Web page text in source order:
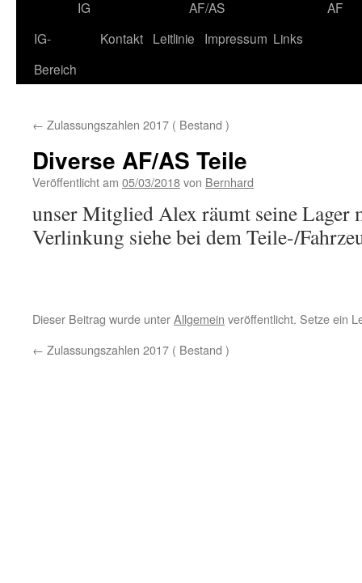
IG
AF/AS
AF
IG-
Bereich
Kontakt Leitlinie Impressum Links
← Zulassungszahlen 2017 ( Bestand )
Diverse AF/AS Teile
Veröffentlicht am 05/03/2018von Bernhard
unser Mitglied Alex räumt seine Lager
Verlinkung siehe bei dem Teile-/
Dieser Beitrag wurde unterAllgemein veröffentlicht. Setze ein
← Zulassungszahlen 2017 ( Bestand )